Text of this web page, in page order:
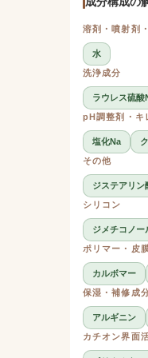
溶剤・噴射剤
水
洗浄成分
ラウレス硫酸
pH調整剤・キ
塩化Na
その他
ジステアリン
シリコン
ジメチコノー
ポリマー・皮
カルボマー
保湿・補修成
アルギニン
カチオン界面